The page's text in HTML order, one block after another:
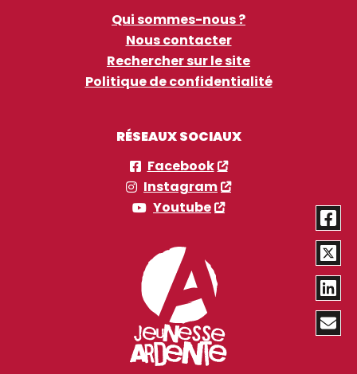
Qui sommes-nous ?
Nous contacter
Rechercher sur le site
Politique de confidentialité
RÉSEAUX SOCIAUX
Facebook
Instagram
Youtube